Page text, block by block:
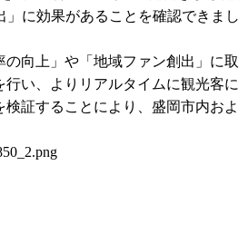
に効果があることを確認できまし
向上」や「地域ファン創出」に取
い、よりリアルタイムに観光客に
証することにより、盛岡市内およ